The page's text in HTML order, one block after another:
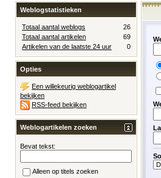
Weblogstatistieken
Totaal aantal weblogs
26
Totaal aantal artikelen
69
Artikelen van de laatste 24 uur
0
Opties
Een willekeurig weblogartikel
bekijken
RSS-feed bekijken
Weblogartikelen zoeken
Bevat tekst:
Alleen op titels zoeken